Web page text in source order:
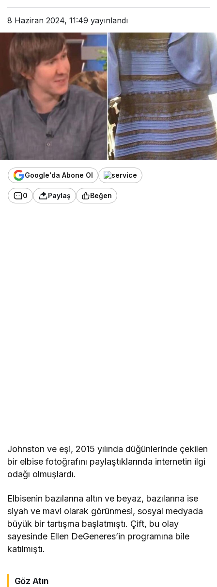
8 Haziran 2024, 11:49 yayınlandı
Google'da Abone Ol
0 Paylaş Beğen
Johnston ve eşi, 2015 yılında düğünlerinde çekilen
bir elbise fotoğrafını paylaştıklarında internetin ilgi
odağı olmuşlardı.
Elbisenin bazılarına altın ve beyaz, bazılarına ise
siyah ve mavi olarak görünmesi, sosyal medyada
büyük bir tartışma başlatmıştı. Çift, bu olay
sayesinde Ellen DeGeneres’in programına bile
katılmıştı.
Göz Atın